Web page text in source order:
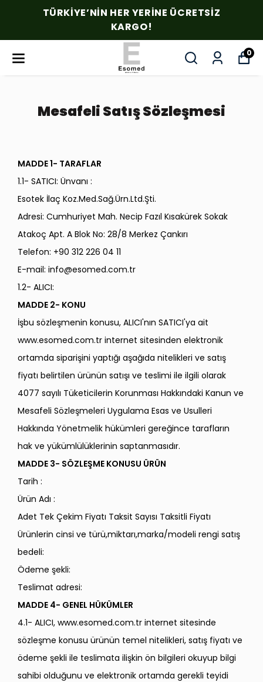
TÜRKIYE’NIN HER YERINE ÜCRETSIZ
KARGO!
0
Mesafeli Satış Sözleşmesi
MADDE 1- TARAFLAR
1.1- SATICI: Ünvanı :
Esotek İlaç Koz.Med.Sağ.Ürn.Ltd.Şti.
Adresi: Cumhuriyet Mah. Necip Fazıl Kısakürek Sokak
Atakoç Apt. A Blok No: 28/8 Merkez Çankırı
Telefon: +90 312 226 04 11
E-mail: info@esomed.com.tr
1.2- ALICI:
MADDE 2- KONU
İşbu sözleşmenin konusu, ALICI'nın SATICI'ya ait
www.esomed.com.tr internet sitesinden elektronik
ortamda siparişini yaptığı aşağıda nitelikleri ve satış
fiyatı belirtilen ürünün satışı ve teslimi ile ilgili olarak
4077 sayılı Tüketicilerin Korunması Hakkındaki Kanun ve
Mesafeli Sözleşmeleri Uygulama Esas ve Usulleri
Hakkında Yönetmelik hükümleri gereğince tarafların
hak ve yükümlülüklerinin saptanmasıdır.
MADDE 3- SÖZLEŞME KONUSU ÜRÜN
Tarih :
Ürün Adı :
Adet Tek Çekim Fiyatı Taksit Sayısı Taksitli Fiyatı
Ürünlerin cinsi ve türü,miktarı,marka/modeli rengi satış
bedeli:
Ödeme şekli:
Teslimat adresi:
MADDE 4- GENEL HÜKÜMLER
4.1- ALICI, www.esomed.com.tr internet sitesinde
sözleşme konusu ürünün temel nitelikleri, satış fiyatı ve
ödeme şekli ile teslimata ilişkin ön bilgileri okuyup bilgi
sahibi olduğunu ve elektronik ortamda gerekli teyidi